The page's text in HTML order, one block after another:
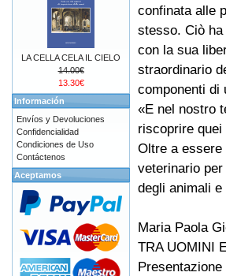
confinata alle
stesso. Ciò
con la sua
straordinario
componenti di
«E nel nostro
riscoprire
Oltre a essere
veterinario
degli animali
Maria Paola
TRA UOMINI
Presentazione
LA CELLA CELA IL CIELO
14.00€
13.30€
Información
Envíos y Devoluciones
Confidencialidad
Condiciones de Uso
Contáctenos
Aceptamos